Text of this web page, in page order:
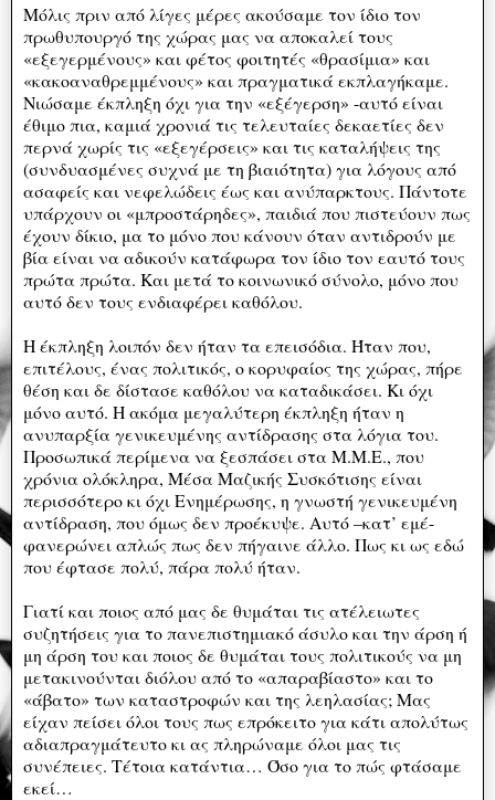
Μόλις πριν από λίγες μέρες ακούσαμε τον ίδιο τον
πρωθυπουργό της χώρας μας να αποκαλεί τους
«εξεγερμένους» και φέτος φοιτητές «θρασίμια» και
«κακοαναθρεμμένους» και πραγματικά εκπλαγήκαμε.
Νιώσαμε έκπληξη όχι για την «εξέγερση» -αυτό είναι
έθιμο πια, καμιά χρονιά τις τελευταίες δεκαετίες δεν
περνά χωρίς τις «εξεγέρσεις» και τις καταλήψεις της
(συνδυασμένες συχνά με τη βιαιότητα) για λόγους από
ασαφείς και νεφελώδεις έως και ανύπαρκτους. Πάντοτε
υπάρχουν οι «μπροστάρηδες», παιδιά που πιστεύουν πως
έχουν δίκιο, μα το μόνο που κάνουν όταν αντιδρούν με
βία είναι να αδικούν κατάφωρα τον ίδιο τον εαυτό τους
πρώτα πρώτα. Και μετά το κοινωνικό σύνολο, μόνο που
αυτό δεν τους ενδιαφέρει καθόλου.
Η έκπληξη λοιπόν δεν ήταν τα επεισόδια. Ήταν που,
επιτέλους, ένας πολιτικός, ο κορυφαίος της χώρας, πήρε
θέση και δε δίστασε καθόλου να καταδικάσει. Κι όχι
μόνο αυτό. Η ακόμα μεγαλύτερη έκπληξη ήταν η
ανυπαρξία γενικευμένης αντίδρασης στα λόγια του.
Προσωπικά περίμενα να ξεσπάσει στα Μ.Μ.Ε., που
χρόνια ολόκληρα, Μέσα Μαζικής Συσκότισης είναι
περισσότερο κι όχι Ενημέρωσης, η γνωστή γενικευμένη
αντίδραση, που όμως δεν προέκυψε. Αυτό –κατ’ εμέ-
φανερώνει απλώς πως δεν πήγαινε άλλο. Πως κι ως εδώ
που έφτασε πολύ, πάρα πολύ ήταν.
Γιατί και ποιος από μας δε θυμάται τις ατέλειωτες
συζητήσεις για το πανεπιστημιακό άσυλο και την άρση ή
μη άρση του και ποιος δε θυμάται τους πολιτικούς να μη
μετακινούνται διόλου από το «απαραβίαστο» και το
«άβατο» των καταστροφών και της λεηλασίας; Μας
είχαν πείσει όλοι τους πως επρόκειτο για κάτι απολύτως
αδιαπραγμάτευτο κι ας πληρώναμε όλοι μας τις
συνέπειες. Τέτοια κατάντια… Όσο για το πώς φτάσαμε
εκεί…